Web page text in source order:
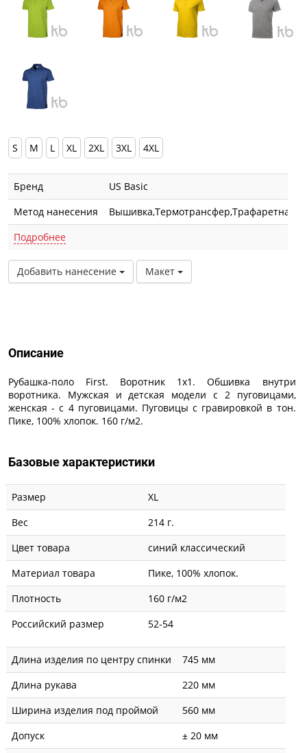
S M L XL 2XL 3XL 4XL
Бренд
US Basic
Метод нанесения
Вышивка,Термотрансфер,Трафаретная
Подробнее
Добавить нанесение Макет
Описание
Рубашка-поло First. Воротник 1х1. Обшивка внутри
воротника. Мужская и детская модели с 2 пуговицами,
женская - с 4 пуговицами. Пуговицы с гравировкой в тон.
Пике, 100% хлопок. 160 г/м2.
Базовые характеристики
Размер
XL
Вес
214 г.
Цвет товара
синий классический
Материал товара
Пике, 100% хлопок.
Плотность
160 г/м2
Российский размер
52-54
Длина изделия по центру спинки
745 мм
Длина рукава
220 мм
Ширина изделия под проймой
560 мм
Допуск
± 20 мм